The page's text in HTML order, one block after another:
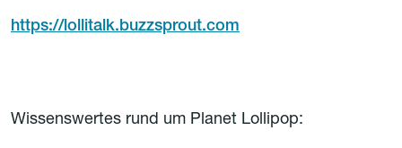
https://lollitalk.buzzsprout.com
Wissenswertes rund um Planet Lollipop: